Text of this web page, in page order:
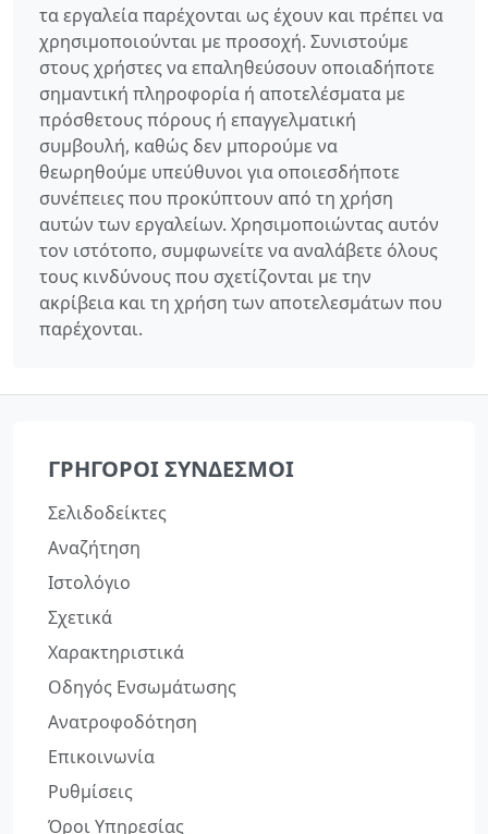
τα εργαλεία παρέχονται ως έχουν και πρέπει να
χρησιμοποιούνται με προσοχή. Συνιστούμε
στους χρήστες να επαληθεύσουν οποιαδήποτε
σημαντική πληροφορία ή αποτελέσματα με
πρόσθετους πόρους ή επαγγελματική
συμβουλή, καθώς δεν μπορούμε να
θεωρηθούμε υπεύθυνοι για οποιεσδήποτε
συνέπειες που προκύπτουν από τη χρήση
αυτών των εργαλείων. Χρησιμοποιώντας αυτόν
τον ιστότοπο, συμφωνείτε να αναλάβετε όλους
τους κινδύνους που σχετίζονται με την
ακρίβεια και τη χρήση των αποτελεσμάτων που
παρέχονται.
ΓΡΉΓΟΡΟΙ ΣΎΝΔΕΣΜΟΙ
Σελιδοδείκτες
Αναζήτηση
Ιστολόγιο
Σχετικά
Χαρακτηριστικά
Οδηγός Ενσωμάτωσης
Ανατροφοδότηση
Επικοινωνία
Ρυθμίσεις
Όροι Υπηρεσίας